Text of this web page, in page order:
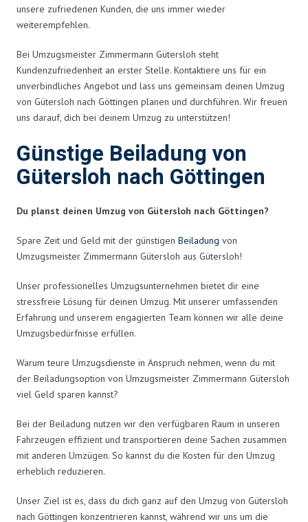
unsere zufriedenen Kunden, die uns immer wieder
weiterempfehlen.
Bei Umzugsmeister Zimmermann Gütersloh steht
Kundenzufriedenheit an erster Stelle. Kontaktiere uns für ein
unverbindliches Angebot und lass uns gemeinsam deinen Umzug
von Gütersloh nach Göttingen planen und durchführen. Wir freuen
uns darauf, dich bei deinem Umzug zu unterstützen!
Günstige Beiladung von
Gütersloh nach Göttingen
Du planst deinen Umzug von Gütersloh nach Göttingen?
Spare Zeit und Geld mit der günstigen Beiladung von
Umzugsmeister Zimmermann Gütersloh aus Gütersloh!
Unser professionelles Umzugsunternehmen bietet dir eine
stressfreie Lösung für deinen Umzug. Mit unserer umfassenden
Erfahrung und unserem engagierten Team können wir alle deine
Umzugsbedürfnisse erfüllen.
Warum teure Umzugsdienste in Anspruch nehmen, wenn du mit
der Beiladungsoption von Umzugsmeister Zimmermann Gütersloh
viel Geld sparen kannst?
Bei der Beiladung nutzen wir den verfügbaren Raum in unseren
Fahrzeugen effizient und transportieren deine Sachen zusammen
mit anderen Umzügen. So kannst du die Kosten für den Umzug
erheblich reduzieren.
Unser Ziel ist es, dass du dich ganz auf den Umzug von Gütersloh
nach Göttingen konzentrieren kannst, während wir uns um die